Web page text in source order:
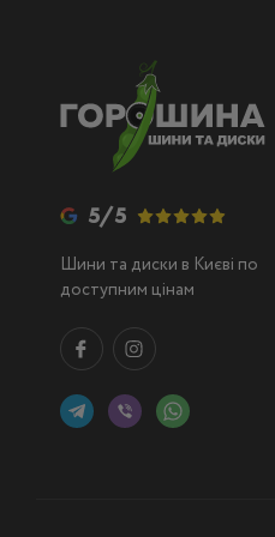
5/5
Шини та диски в Києві по
доступним цінам